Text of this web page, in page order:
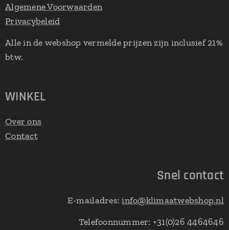
Algemene Voorwaarden
Privacybeleid
Alle in de webshop vermelde prijzen zijn inclusief 21%
btw.
WINKEL
Over ons
Contact
Snel contact
E-mailadres:info@klimaatwebshop.nl
Telefoonnummer: +31(0)26 4464646